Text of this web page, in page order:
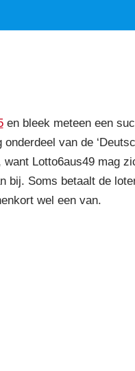
en bleek meteen een
van de
Lotto6aus49 mag
bij. Soms betaalt de
wel een van.